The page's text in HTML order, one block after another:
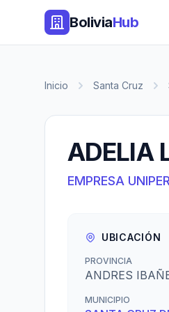
BoliviaHub
Inicio Santa Cruz
ADELIA
EMPRESA
UBICACIÓN
PROVINCIA
ANDRES
MUNICIPIO